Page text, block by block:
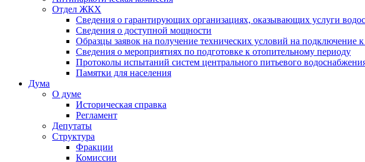
Отдел ЖКХ
Сведения о гарантирующих организациях, оказывающих услуги
Сведения о доступной мощности
Образцы заявок на получение технических условий на подключение
Сведения о мероприятиях по подготовке к отопительному периоду
Протоколы испытаний систем центрального питьевого
Памятки для населения
Дума
О думе
Историческая справка
Регламент
Депутаты
Структура
Фракции
Комиссии